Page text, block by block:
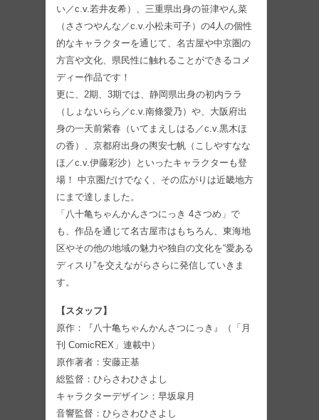
い／c.v.若井友希）、三重県出身の笹津やん菜
（ささつやんな／c.v.小松未可子）の4人の個性
的なキャラクターを通じて、名古屋や中京圏の
方言や文化、県民性に触れることができるコメ
ディー作品です！
更に、2期、3期では、静岡県出身の初内ララ
（しょないらら／c.v.南條愛乃）や、大阪府出
身の一天前紫春（いてまえしはる／c.v.黒木ほ
の香）、京都府出身の輿安七帆（こしやすなな
ほ／c.v.伊藤彩沙）といったキャラクターも登
場！ 中京圏だけでなく、その広がりは近畿地方
にまで達しました。
「八十亀ちゃんかんさつにっき 4さつめ」で
も、作品を通じて名古屋市はもちろん、東海地
区やその他の地域の魅力や独自の文化を“愛ある
ディスり”を交えながらさらに発信していきま
す。
【スタッフ】
原作：『八十亀ちゃんかんさつにっき』（「月
刊 ComicREX」連載中）
原作著者：安藤正基
総監督：ひらさわひさよし
キャラクターデザイン：早坂皐月
音響監督：ひらさわひさよし